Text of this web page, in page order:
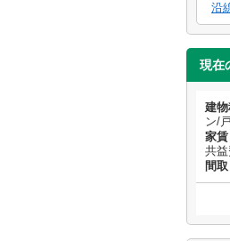
沿
現在
建物
ン/
家賃
共
間取